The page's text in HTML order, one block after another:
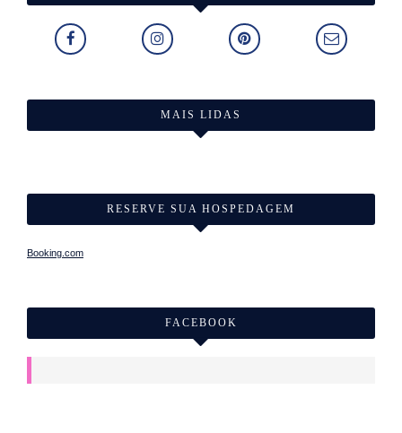
MAIS LIDAS
RESERVE SUA HOSPEDAGEM
Booking.com
FACEBOOK